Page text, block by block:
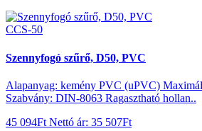
CCS-50
Szennyfogó szűrő, D50, PVC
Alapanyag: kemény PVC (uPVC)
Szabvány: DIN-8063 Ragasztható hollan..
45 094Ft Nettó ár: 35 507Ft